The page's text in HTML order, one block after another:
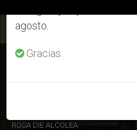
ÚLTIMAS NOTICIAS
Valentina Alazraki: «Cuanto
ROSA DIE ALCOLEA
agosto.
Gracias.